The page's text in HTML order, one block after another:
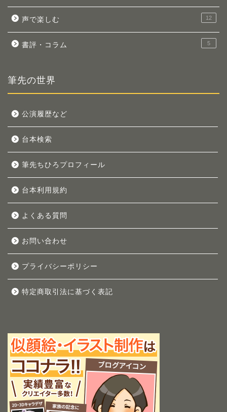
声で楽しむ 12
書評・コラム 5
筆先の世界
公演履歴など
台本検索
筆先ちひろプロフィール
台本利用規約
よくある質問
お問い合わせ
プライバシーポリシー
特定商取引法に基づく表記